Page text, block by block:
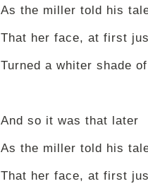
As the miller told his
That her face, at first
Turned a whiter shade
And so it was that later
As the miller told his
That her face, at first